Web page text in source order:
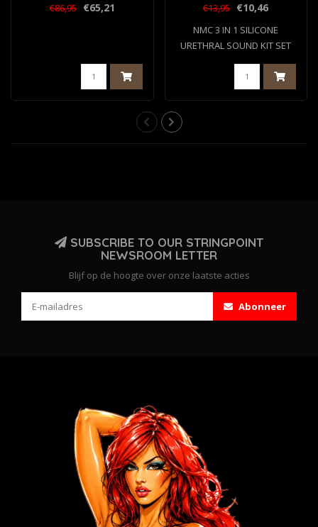
€86,95 €65,21 €13,95 €10,46
NMC 3 IN 1 SILICONE
URETHRAL SOUND KIT SET
BLACK
SUBSCRIBE TO OUR STRINGPOINT
NEWSROOM LETTER
Blijf op de hoogte over onze laatste acties
Abonneer